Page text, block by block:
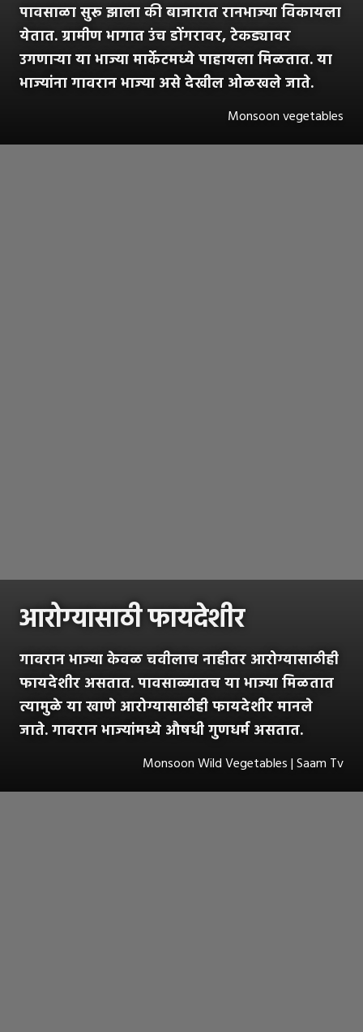
पावसाळा सुरू झाला की बाजारात रानभाज्या विकायला
येतात. ग्रामीण भागात उंच डोंगरावर, टेकड्यावर
उगणाऱ्या या भाज्या मार्केटमध्ये पाहायला मिळतात. या
भाज्यांना गावरान भाज्या असे देखील ओळखले जाते.
Monsoon vegetables
आरोग्यासाठी फायदेशीर
गावरान भाज्या केवळ चवीलाच नाहीतर आरोग्यासाठीही
फायदेशीर असतात. पावसाळ्यातच या भाज्या मिळतात
त्यामुळे या खाणे आरोग्यासाठीही फायदेशीर मानले
जाते. गावरान भाज्यांमध्ये औषधी गुणधर्म असतात.
Monsoon Wild Vegetables | Saam Tv